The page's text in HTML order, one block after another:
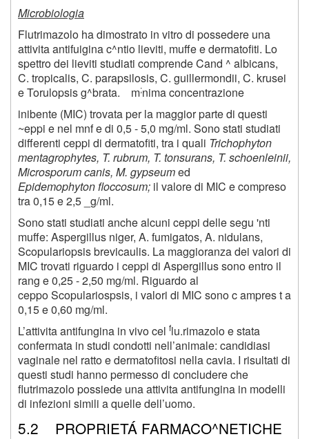
Microbiologia
Flutrimazolo ha dimostrato in vitro di possedere una
attivita antifuigina c^ntio lieviti, muffe e dermatofiti. Lo
spettro dei lieviti studiati comprende Cand ^ albicans,
C. tropicalis, C. parapsilosis, C. guillermondii, C. krusei
e Torulopsis g^brata. m;nima concentrazione
inibente (MIC) trovata per la maggior parte di questi
~eppi e nel mnf e di 0,5 - 5,0 mg/ml. Sono stati studiati
differenti ceppi di dermatofiti, tra i quali Trichophyton
mentagrophytes, T. rubrum, T. tonsurans, T. schoenleinii,
Microsporum canis, M. gypseumed
Epidemophyton floccosum; il valore di MIC e compreso
tra 0,15 e2,5 _g/ml.
Sono stati studiati anche alcuni ceppi delle segu 'nti
muffe: Aspergillus niger, A. fumigatos, A. nidulans,
Scopulariopsis brevicaulis. La maggioranza dei valori di
MIC trovati riguardo i ceppi di Aspergillus sono entro il
rang e 0,25 - 2,50 mg/ml. Riguardo al
ceppo Scopulariospsis, i valori di MIC sono c ampres t a
0,15 e 0,60 mg/ml.
L’attivita antifungina in vivo cel flu.rimazolo e stata
confermata in studi condotti nell’animale: candidiasi
vaginale nel ratto e dermatofitosi nella cavia. I risultati di
questi studi hanno permesso di concludere che
flutrimazolo possiede una attivita antifungina in modelli
di infezioni simili a quelle dell’uomo.
5.2 PROPRIETÁ FARMACO^NETICHE